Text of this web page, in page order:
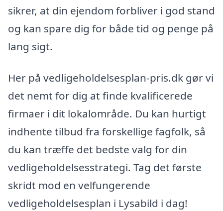
sikrer, at din ejendom forbliver i god stand
og kan spare dig for både tid og penge på
lang sigt.
Her på vedligeholdelsesplan-pris.dk gør vi
det nemt for dig at finde kvalificerede
firmaer i dit lokalområde. Du kan hurtigt
indhente tilbud fra forskellige fagfolk, så
du kan træffe det bedste valg for din
vedligeholdelsesstrategi. Tag det første
skridt mod en velfungerende
vedligeholdelsesplan i Lysabild i dag!